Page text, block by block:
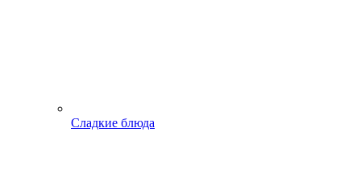
Сладкие блюда